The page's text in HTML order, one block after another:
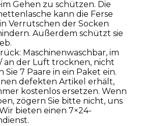
Gehen zu schützen. Die
kann die Ferse
Verrutschen der Socken
Außerdem schützt sie
Maschinenwaschbar, im
an der Luft trocknen, nicht
Sie 7 Paare in ein Paket ein.
defekten Artikel erhält,
kostenlos ersetzen. Wenn
zögern Sie bitte nicht, uns
bieten einen 7×24-